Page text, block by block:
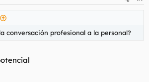
conversación profesional a la personal?